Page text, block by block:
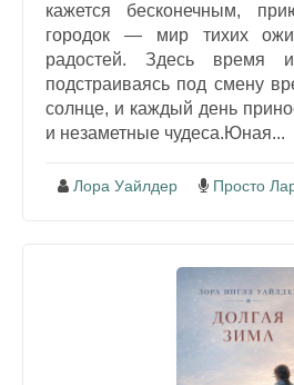
кажется бесконечным,
городок — мир тихих
радостей. Здесь время
подстраиваясь под смену
солнце, и каждый день
и незаметные чудеса.Юная...
Лора Уайлдер Просто